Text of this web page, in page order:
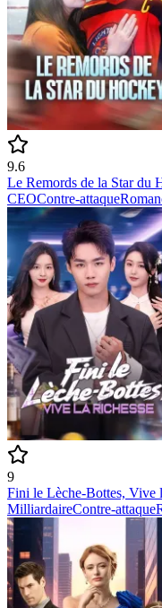
9.6
Le Remords de la Star du
CEOContre-attaque
9
Fini le Lèche-Bottes, Vive
MilliardaireContre-attaque